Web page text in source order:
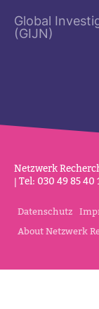
Global
(GIJN)
Netz­werk
| Tel: 030 49 85 40
Datenschutz
About Netzwerk